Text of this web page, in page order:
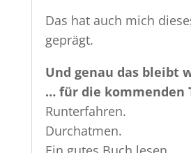
Das hat auch mich
geprägt.
Und genau das bleibt
… für die kommenden
Runterfahren.
Durchatmen.